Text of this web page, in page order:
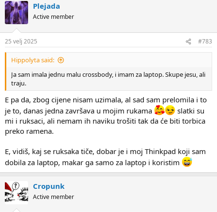
Plejada
Active member
25 velj 2025 #783
Hippolyta said:
Ja sam imala jednu malu crossbody, i imam za laptop. Skupe jesu, ali
traju.
E pa da, zbog cijene nisam uzimala, al sad sam prelomila i to
je to, danas jedna završava u mojim rukama
slatki su
mi i ruksaci, ali nemam ih naviku trošiti tak da će biti torbica
preko ramena.
E, vidiš, kaj se ruksaka tiče, dobar je i moj Thinkpad koji sam
dobila za laptop, makar ga samo za laptop i koristim
Cropunk
Active member